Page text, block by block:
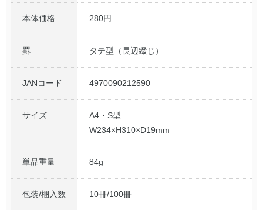
本体価格 280円
罫 タテ型（長辺綴じ）
JANコード 4970090212590
サイズ
A4・S型
W234×H310×D19mm
単品重量 84g
包装/梱入数 10冊/100冊